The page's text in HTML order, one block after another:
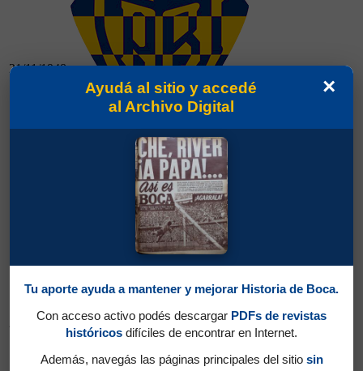
21/11/1948
Tigre 1 - Boca 1
28/11/1948
Boca 3 - Vélez 2
×
Ayudá al sitio y accedé
al Archivo Digital
Tu aporte ayuda a mantener y mejorar Historia de Boca.
Con acceso activo podés descargar PDFs de revistas
históricos difíciles de encontrar en Internet.
Además, navegás las páginas principales del sitio sin